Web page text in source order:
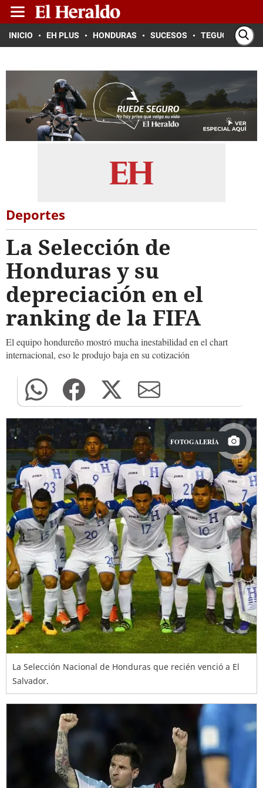
INICIO EH PLUS HONDURAS SUCESOS TEGUCIGALPA
Deportes
La Selección de
Honduras y su
depreciación en el
ranking de la FIFA
El equipo hondureño mostró mucha inestabilidad en el chart
internacional, eso le produjo baja en su cotización
FOTOGALERÍA
La Selección Nacional de Honduras que recién venció a El
Salvador.